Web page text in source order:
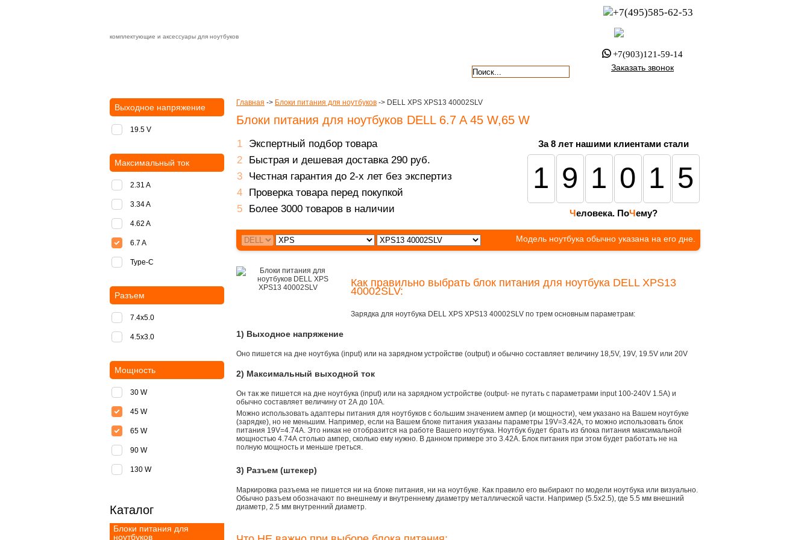
комплектующие и аксессуары для ноутбуков
+7(495)585-62-53
+7(903)121-59-14
Заказать звонок
Главная -> Блоки питания для ноутбуков -> DELL XPS XPS13 40002SLV
Блоки питания для ноутбуков DELL 6.7 A 45 W,65 W
Экспертный подбор товара
Быстрая и дешевая доставка 290 руб.
Честная гарантия до 2-х лет без экспертиз
Проверка товара перед покупкой
Более 3000 товаров в наличии
За 8 лет нашими клиентами стали
191015
Человека. ПоЧему?
Модель ноутбука обычно указана на его дне.
Как правильно выбрать блок питания для ноутбука DELL XPS13
40002SLV:
Зарядка для ноутбука DELL XPS XPS13 40002SLV по трем основным параметрам:
1) Выходное напряжение
Оно пишется на дне ноутбука (input) или на зарядном устройстве (output) и обычно составляет величину 18,5V, 19V, 19.5V или 20V
2) Максимальный выходной ток
Он так же пишется на дне ноутбука (input) или на зарядном устройстве (output- не путать с параметрами input 100-240V 1.5A) и
обычно составляет величину от 2А до 10A.
Можно использовать адаптеры питания для ноутбуков с большим значением ампер (и мощности), чем указано на Вашем ноутбуке
(зарядке), но не меньшим. Например, если на Вашем блоке питания указаны параметры 19V=3.42A, то можно использовать блок
питания 19V=4.74A. Это никак не отобразится на работе Вашего ноутбука. Ноутбук будет брать из блока питания максимальной
мощностью 4.74А столько ампер, сколько ему нужно. В данном примере это 3.42А. Блок питания при этом будет работать не на
полную мощность и меньше греться.
3) Разъем (штекер)
Маркировка разъема не пишется ни на блоке питания, ни на ноутбуке. Как правило его выбирают по модели ноутбука или визуально.
Обычно разъем обозначают по внешнему и внутреннему диаметру металлической части. Например (5.5x2.5), где 5.5 мм внешний
диаметр, 2.5 мм внутренний диаметр.
Выходное напряжение
19.5 V
Максимальный ток
2.31 A
3.34 A
4.62 A
6.7 A
Type-C
Разъем
7.4x5.0
4.5x3.0
Мощность
30 W
45 W
65 W
90 W
130 W
Каталог
Блоки питания для
ноутбуков